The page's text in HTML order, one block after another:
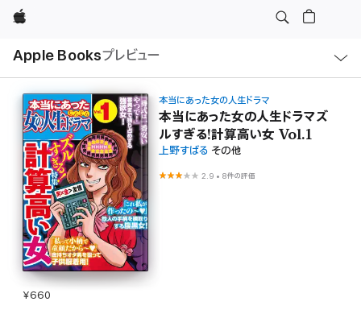
Apple
Apple Booksプレビュー
ル
本当にあった女の人生ドラマ
本当にあった女の人生ドラマズ
ルすぎる!計算高い女 Vol.1
上野すばる その他
2.9 • 8件の評価
¥660